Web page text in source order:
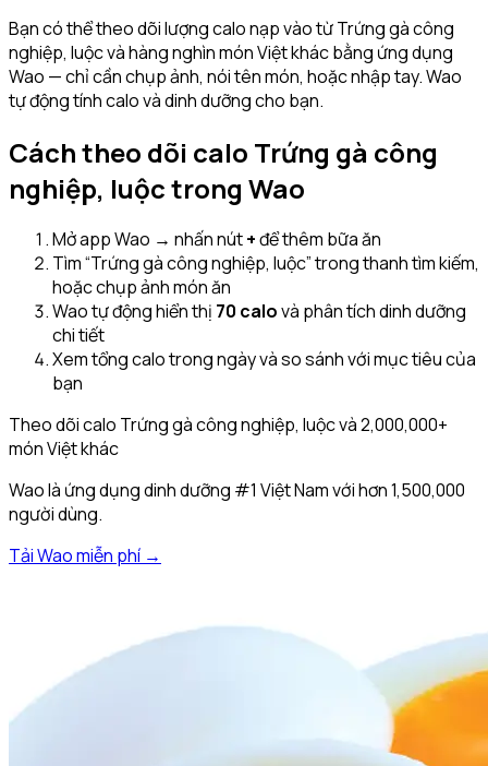
Bạn có thể theo dõi lượng calo nạp vào từTrứng gà công
nghiệp, luộcvà hàng nghìn món Việt khác bằng ứng dụng
Wao — chỉ cần chụp ảnh, nói tên món, hoặc nhập tay. Wao
tự động tính calo và dinh dưỡng cho bạn.
Cách theo dõi calo Trứng gà công
nghiệp, luộctrong Wao
Mở app Wao → nhấn nút+để thêm bữa ăn
Tìm “Trứng gà công nghiệp, luộc” trong thanh tìm kiếm,
hoặc chụp ảnh món ăn
Wao tự động hiển thị 70 calovà phân tích dinh dưỡng
chi tiết
Xem tổng calo trong ngày và so sánh với mục tiêu của
bạn
Theo dõi calo Trứng gà công nghiệp, luộcvà 2,000,000+
món Việt khác
Wao là ứng dụng dinh dưỡng #1 Việt Nam với hơn 1,500,000
người dùng.
Tải Wao miễn phí →